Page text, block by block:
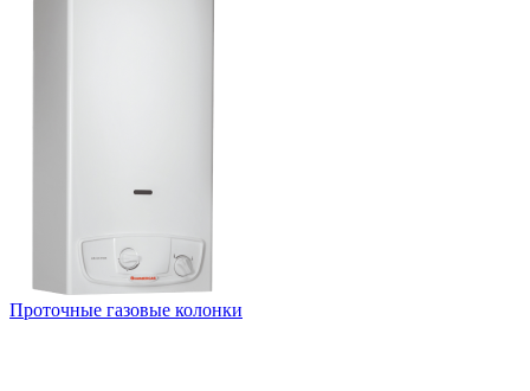
Проточные газовые колонки